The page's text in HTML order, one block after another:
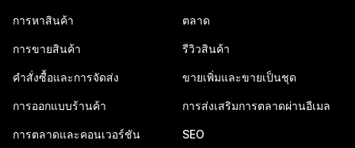
การหาสินค้า
การขายสินค้า
คำสั่งซื้อและการจัดส่ง
การออกแบบร้านค้า
การตลาดและคอนเวอร์ชัน
ตลาด
รีวิวสินค้า
ขายเพิ่มและขายเป็นชุด
การส่งเสริมการตลาดผ่านอีเมล
SEO